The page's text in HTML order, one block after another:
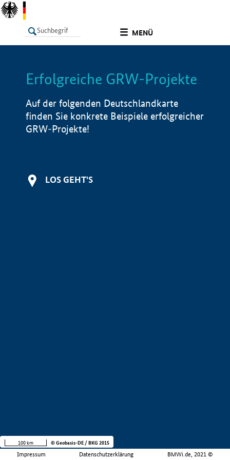
MENÜ
LISTE Info
Erfolgreiche GRW-Projekte
Auf der folgenden Deutschlandkarte
finden Sie konkrete Beispiele erfolgreicher
GRW-Projekte!
LOS GEHT'S
Impressum Datenschutzerklärung BMWi.de, 2021 ©
100 km © Geobasis-DE / BKG 2015